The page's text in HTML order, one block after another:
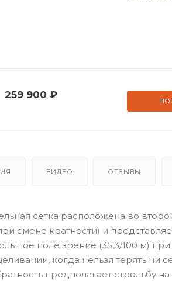
259 900 ₽
ВИДЕО ОТЗЫВЫ
сетка расположена во
смене кратности) и
поле зрение (35,3/100 м) при
когда нельзя терять ни
предполагает стрельбу